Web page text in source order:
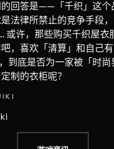
回答是——「千织」这个
法律所禁止的竞争手段
或许，那些购买千织屋衣
，喜欢「清算」和自己
到底是否为一家被「时尚
制的衣柜呢？